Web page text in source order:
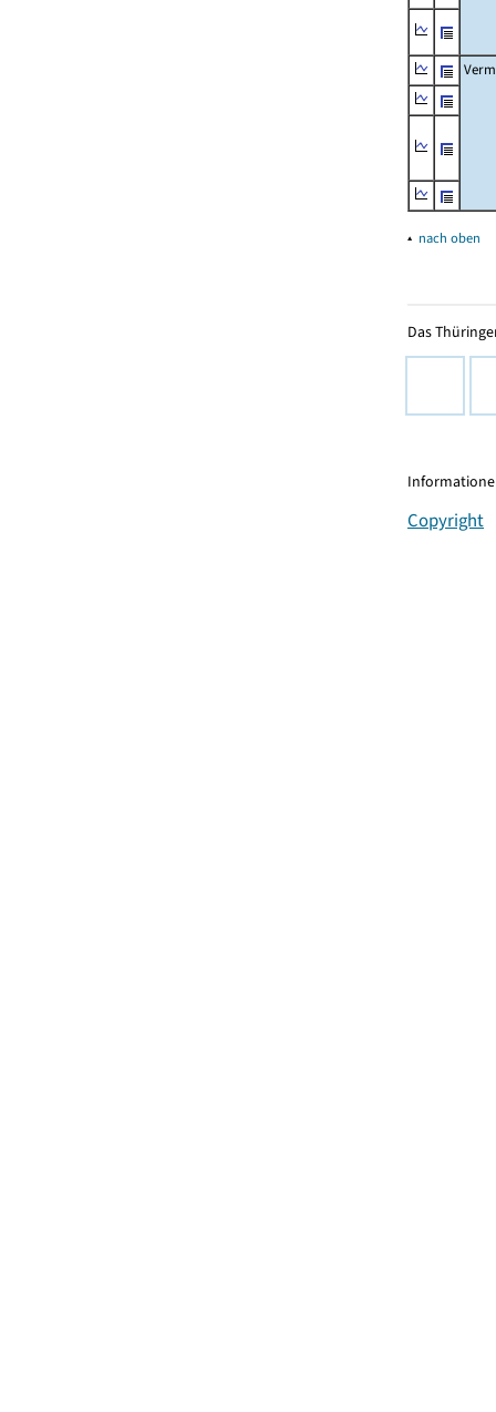
▴ nach oben
Das
Copyright